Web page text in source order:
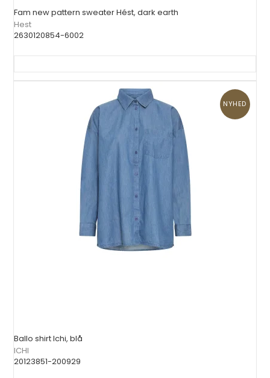
Fam new pattern sweater Hést, dark earth
Hest
2630120854-6002
NYHED
Ballo shirt Ichi, blå
ICHI
20123851-200929